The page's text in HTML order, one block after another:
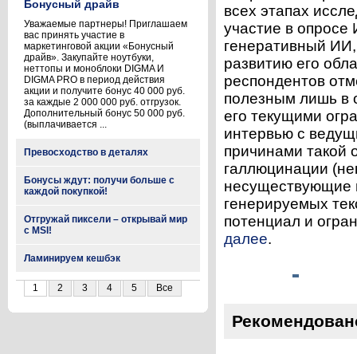
Бонусный драйв
Уважаемые партнеры! Приглашаем
вас принять участие в
маркетинговой акции «Бонусный
драйв». Закупайте ноутбуки,
неттопы и моноблоки DIGMA И
DIGMA PRO в период действия
акции и получите бонус 40 000 руб.
за каждые 2 000 000 руб. отгрузок.
Дополнительный бонус 50 000 руб.
(выплачивается ...
Превосходство в деталях
Бонусы ждут: получи больше с
каждой покупкой!
Отгружай пиксели – открывай мир
с MSI!
Ламинируем кешбэк
1 2 3 4 5 Все
всех этапах
участие в
генеративный ИИ,
развитию его
респондентов
полезным лишь в
его текущими
интервью с
причинами такой
галлюцинации
несуществующие
генерируемых
потенциал и
далее.